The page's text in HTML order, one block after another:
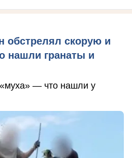
обстрелял скорую и
нашли гранаты и
— что нашли у